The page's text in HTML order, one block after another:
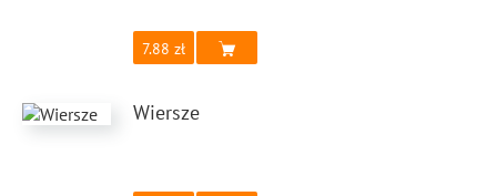
7.88
Wiersze